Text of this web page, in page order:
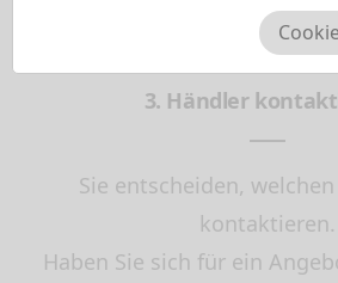
3. Händler
Sie entscheiden,
kontaktieren.
Haben Sie sich für ein